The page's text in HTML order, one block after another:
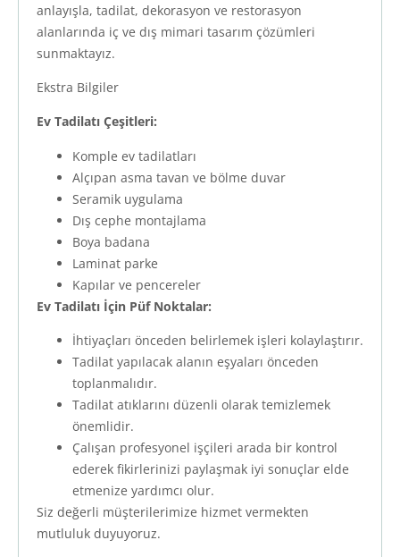
anlayışla, tadilat, dekorasyon ve restorasyon
alanlarında iç ve dış mimari tasarım çözümleri
sunmaktayız.
Ekstra Bilgiler
Ev Tadilatı Çeşitleri:
Komple ev tadilatları
Alçıpan asma tavan ve bölme duvar
Seramik uygulama
Dış cephe montajlama
Boya badana
Laminat parke
Kapılar ve pencereler
Ev Tadilatı İçin Püf Noktalar:
İhtiyaçları önceden belirlemek işleri kolaylaştırır.
Tadilat yapılacak alanın eşyaları önceden
toplanmalıdır.
Tadilat atıklarını düzenli olarak temizlemek
önemlidir.
Çalışan profesyonel işçileri arada bir kontrol
ederek fikirlerinizi paylaşmak iyi sonuçlar elde
etmenize yardımcı olur.
Siz değerli müşterilerimize hizmet vermekten
mutluluk duyuyoruz.